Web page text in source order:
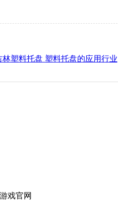
塑料托盘 塑料托盘的应用行业
戏官网